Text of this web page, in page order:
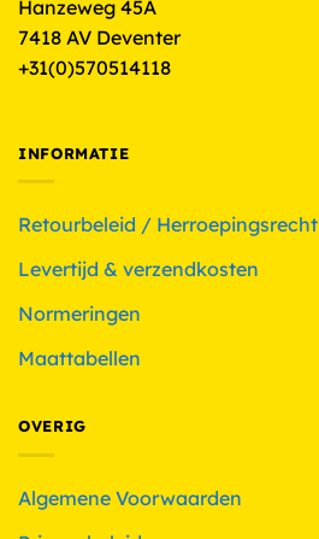
Hanzeweg 45A
7418 AV Deventer
+31(0)570514118
INFORMATIE
Retourbeleid / Herroepingsrecht
Levertijd & verzendkosten
Normeringen
Maattabellen
OVERIG
Algemene Voorwaarden